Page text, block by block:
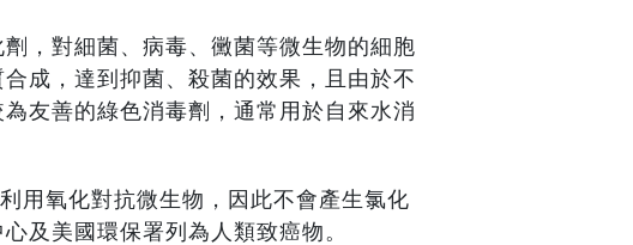
，對細菌、病毒、黴菌等微生物的細胞
成，達到抑菌、殺菌的效果，且由於不
友善的綠色消毒劑，通常用於自來水消
用氧化對抗微生物，因此不會產生氯化
及美國環保署列為人類致癌物。